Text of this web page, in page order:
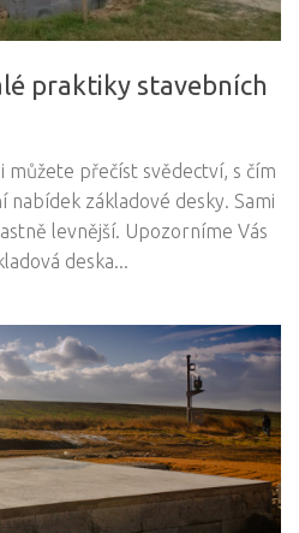
praktiky stavebních
můžete přečíst svědectví, s čím
nabídek základové desky. Sami
levnější. Upozorníme Vás
deska...